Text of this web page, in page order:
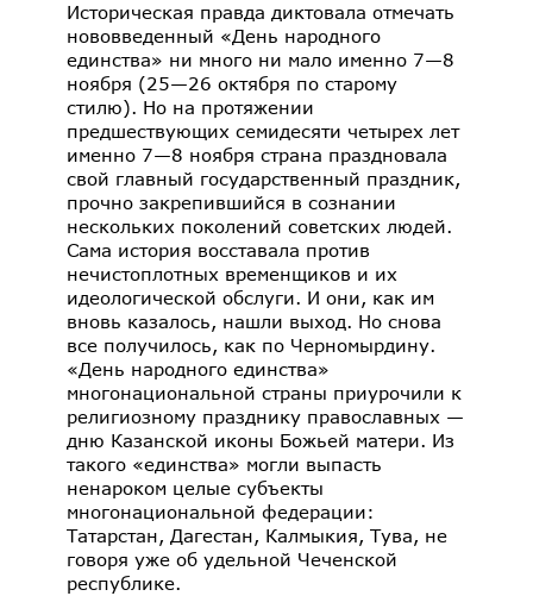
Историческая правда диктовала отмечать
нововведенный «День народного
единства» ни много ни мало именно 7—8
ноября (25—26 октября по старому
стилю). Но на протяжении
предшествующих семидесяти четырех лет
именно 7—8 ноября страна праздновала
свой главный государственный праздник,
прочно закрепившийся в сознании
нескольких поколений советских людей.
Сама история восставала против
нечистоплотных временщиков и их
идеологической обслуги. И они, как им
вновь казалось, нашли выход. Но снова
все получилось, как по Черномырдину.
«День народного единства»
многонациональной страны приурочили к
религиозному празднику православных —
дню Казанской иконы Божьей матери. Из
такого «единства» могли выпасть
ненароком целые субъекты
многонациональной федерации:
Татарстан, Дагестан, Калмыкия, Тува, не
говоря уже об удельной Чеченской
республике.